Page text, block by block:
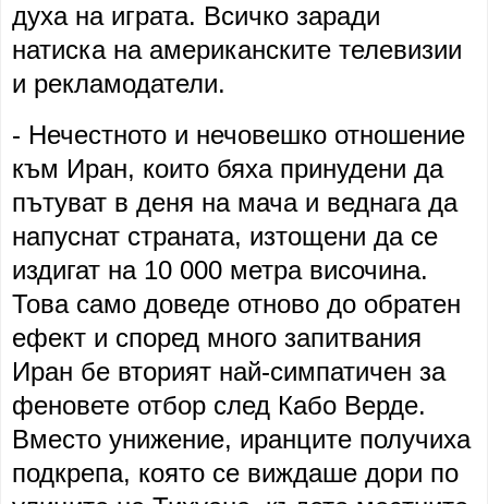
духа на играта. Всичко заради
натиска на американските телевизии
и рекламодатели.
- Нечестното и нечовешко отношение
към Иран, които бяха принудени да
пътуват в деня на мача и веднага да
напуснат страната, изтощени да се
издигат на 10 000 метра височина.
Това само доведе отново до обратен
ефект и според много запитвания
Иран бе вторият най-симпатичен за
феновете отбор след Кабо Верде.
Вместо унижение, иранците получиха
подкрепа, която се виждаше дори по